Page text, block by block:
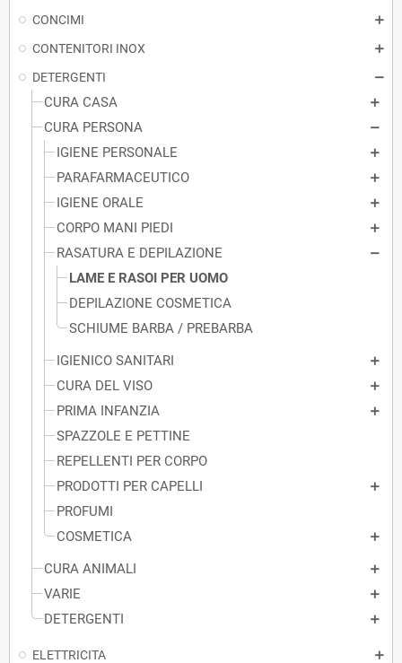
CONCIMI
CONTENITORI INOX
DETERGENTI
CURA CASA
CURA PERSONA
IGIENE PERSONALE
PARAFARMACEUTICO
IGIENE ORALE
CORPO MANI PIEDI
RASATURA E DEPILAZIONE
LAME E RASOI PER UOMO
DEPILAZIONE COSMETICA
SCHIUME BARBA / PREBARBA
IGIENICO SANITARI
CURA DEL VISO
PRIMA INFANZIA
SPAZZOLE E PETTINE
REPELLENTI PER CORPO
PRODOTTI PER CAPELLI
PROFUMI
COSMETICA
CURA ANIMALI
VARIE
DETERGENTI
ELETTRICITA